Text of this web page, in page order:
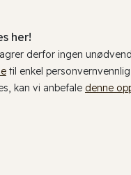
her!
derfor ingen
til enkel
kan vi anbefale denne